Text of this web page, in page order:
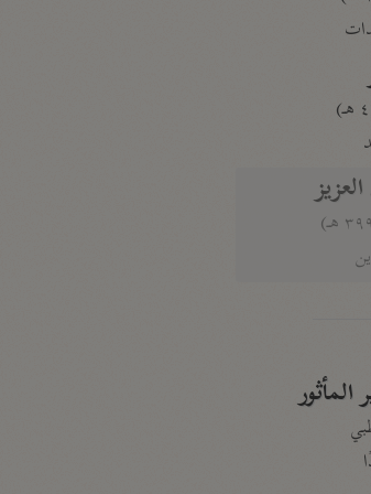
المأثور